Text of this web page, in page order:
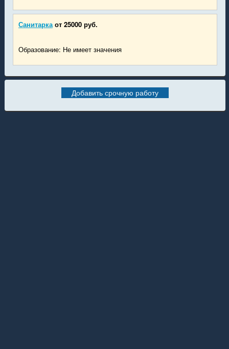
Санитарка от 25000 руб.
Образование: Не имеет значения
Добавить срочную работу